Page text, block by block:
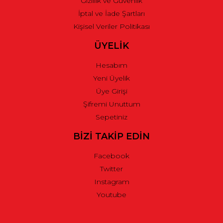
İptal ve İade Şartları
Kişisel Veriler Politikası
ÜYELİK
Hesabım
Yeni Üyelik
Üye Girişi
Şifremi Unuttum
Sepetiniz
BİZİ TAKİP EDİN
Facebook
Twitter
Instagram
Youtube